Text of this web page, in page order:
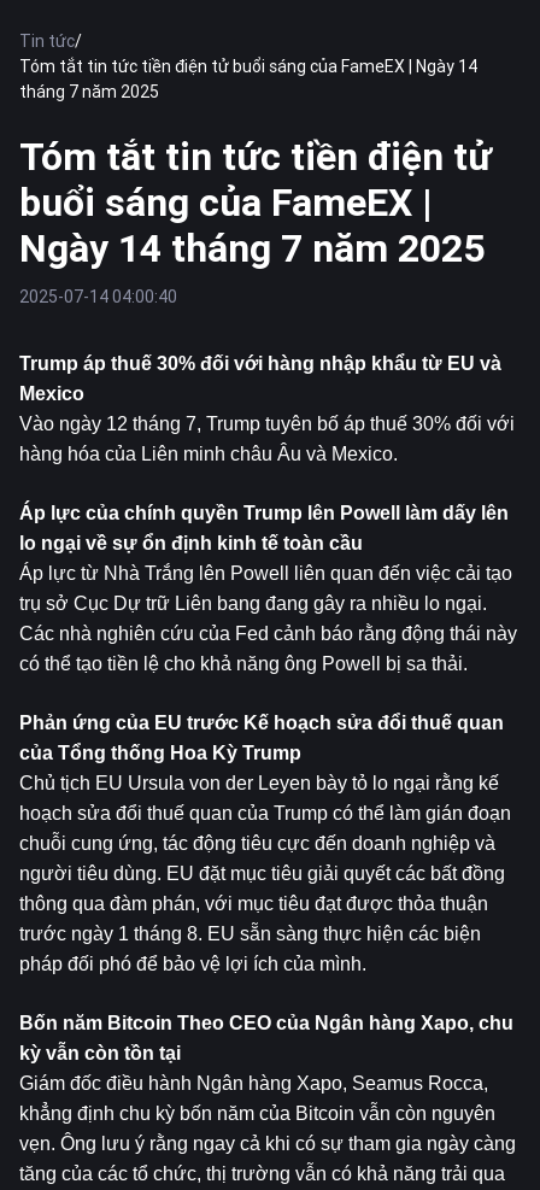
Tin tức/
Tóm tắt tin tức tiền điện tử buổi sáng của FameEX | Ngày 14
tháng 7 năm 2025
Tóm tắt tin tức tiền điện tử
buổi sáng của FameEX |
Ngày 14 tháng 7 năm 2025
2025-07-14 04:00:40
Trump áp thuế 30% đối với hàng nhập khẩu từ EU và
Mexico
Vào ngày 12 tháng 7, Trump tuyên bố áp thuế 30% đối với
hàng hóa của Liên minh châu Âu và Mexico.
Áp lực của chính quyền Trump lên Powell làm dấy lên
lo ngại về sự ổn định kinh tế toàn cầu
Áp lực từ Nhà Trắng lên Powell liên quan đến việc cải tạo
trụ sở Cục Dự trữ Liên bang đang gây ra nhiều lo ngại.
Các nhà nghiên cứu của Fed cảnh báo rằng động thái này
có thể tạo tiền lệ cho khả năng ông Powell bị sa thải.
Phản ứng của EU trước Kế hoạch sửa đổi thuế quan
của Tổng thống Hoa Kỳ Trump
Chủ tịch EU Ursula von der Leyen bày tỏ lo ngại rằng kế
hoạch sửa đổi thuế quan của Trump có thể làm gián đoạn
chuỗi cung ứng, tác động tiêu cực đến doanh nghiệp và
người tiêu dùng. EU đặt mục tiêu giải quyết các bất đồng
thông qua đàm phán, với mục tiêu đạt được thỏa thuận
trước ngày 1 tháng 8. EU sẵn sàng thực hiện các biện
pháp đối phó để bảo vệ lợi ích của mình.
Bốn năm Bitcoin Theo CEO của Ngân hàng Xapo, chu
kỳ vẫn còn tồn tại
Giám đốc điều hành Ngân hàng Xapo, Seamus Rocca,
khẳng định chu kỳ bốn năm của Bitcoin vẫn còn nguyên
vẹn. Ông lưu ý rằng ngay cả khi có sự tham gia ngày càng
tăng của các tổ chức, thị trường vẫn có khả năng trải qua